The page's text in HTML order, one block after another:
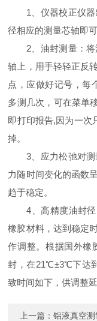
1、仪器校正仪器
径相应的测量芯轴即
2、油封测量：将
轴上，用手轻轻正反
点，应做好记号，每
多测几次，可在菜单
即打印报告,因为一次
掉。
3、应力松弛对测
力随时间变化的函数
趋于稳定。
4、高精度油封径
橡胶材料，达到稳定
作调整。根据国外橡
封，在21℃±3℃下达
致时间如下，供调整
上一篇：铝液真空